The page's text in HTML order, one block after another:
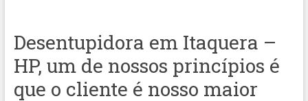
Desentupidora em Itaquera –
HP, um de nossos princípios é
que o cliente é nosso maior